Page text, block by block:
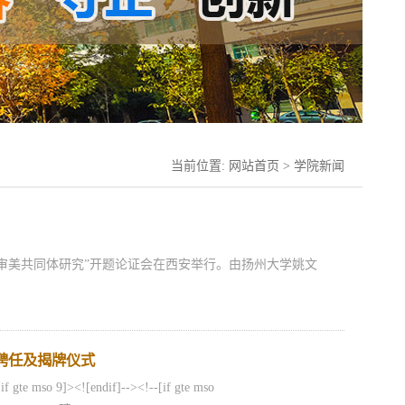
当前位置: 网站首页 > 学院新闻
共同体研究”开题论证会在西安举行。由扬州大学姚文
任及揭牌仪式
mso 9]><![endif]--><!--[if gte mso